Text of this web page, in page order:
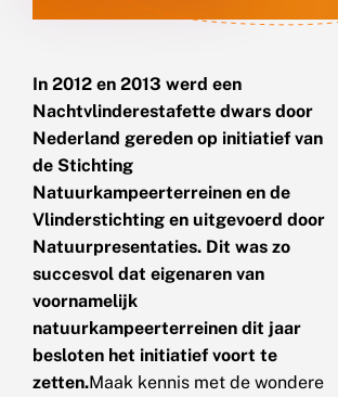
In 2012 en 2013 werd een
Nachtvlinderestafette dwars door
Nederland gereden op initiatief van
de Stichting
Natuurkampeerterreinen en de
Vlinderstichting en uitgevoerd door
Natuurpresentaties. Dit was zo
succesvol dat eigenaren van
voornamelijk
natuurkampeerterreinen dit jaar
besloten het initiatief voort te
zetten.Maak kennis met de wondere